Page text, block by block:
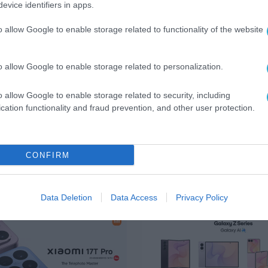
identifiers in apps.
allow Google to enable storage related to functionality of the website
allow Google to enable storage related to personalization.
allow Google to enable storage related to security, including
functionality and fraud prevention, and other user protection.
CONFIRM
Data Deletion Data Access Privacy Policy
βοηθούσαν επίσης την Apple να συμμορφωθεί
όλα τα smartphones να έχουν
θα ήταν ευκολότερο να αφαιρούνται.
TABLETS